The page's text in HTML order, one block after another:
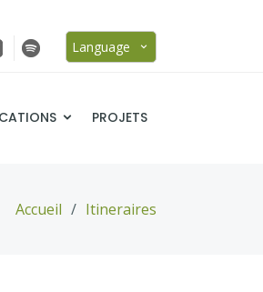
Language
PROJETS
Accueil Itineraires